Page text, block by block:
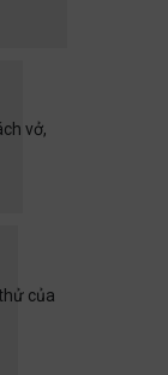
vở,
của